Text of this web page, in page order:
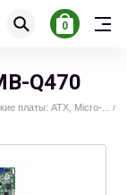
0
Q470
платы: ATX, Micro-... /